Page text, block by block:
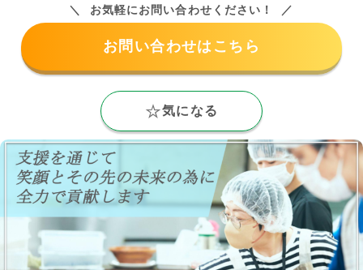
お気軽にお問い合わせください！
お問い合わせはこちら
気になる